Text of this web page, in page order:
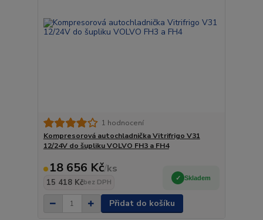
1 hodnocení
Kompresorová autochladnička Vitrifrigo V31
12/24V do šupliku VOLVO FH3 a FH4
18 656 Kč/ks
15 418 Kčbez DPH
Skladem
Přidat do košíku